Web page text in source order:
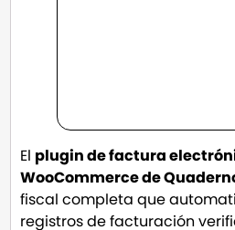
El plugin de factura
WooCommerce de
fiscal completa que
registros de facturación